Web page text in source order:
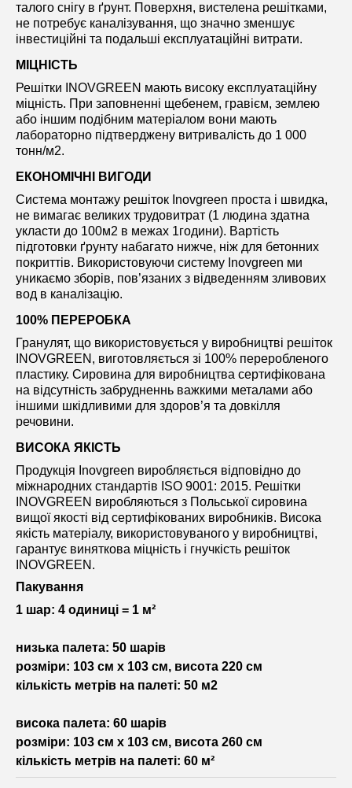
талого снігу в ґрунт. Поверхня, вистелена решітками,
не потребує каналізування, що значно зменшує
інвестиційні та подальші експлуатаційні витрати.
МІЦНІСТЬ
Решітки INOVGREEN мають високу експлуатаційну
міцність. При заповненні щебенем, гравієм, землею
або іншим подібним матеріалом вони мають
лабораторно підтверджену витривалість до 1 000
тонн/м2.
ЕКОНОМІЧНІ ВИГОДИ
Система монтажу решіток Inovgreen проста і швидка,
не вимагає великих трудовитрат (1 людина здатна
укласти до 100м2 в межах 1години). Вартість
підготовки ґрунту набагато нижче, ніж для бетонних
покриттів. Використовуючи систему Inovgreen ми
уникаємо зборів, пов’язаних з відведенням зливових
вод в каналізацію.
100% ПЕРЕРОБКА
Гранулят, що використовується у виробництві решіток
INOVGREEN, виготовляється зі 100% переробленого
пластику. Сировина для виробництва сертифікована
на відсутність забрудненнь важкими металами або
іншими шкідливими для здоров’я та довкілля
речовини.
ВИСОКА ЯКІСТЬ
Продукція Inovgreen виробляється відповідно до
міжнародних стандартів ISO 9001: 2015. Решітки
INOVGREEN виробляються з Польської сировина
вищої якості від сертифікованих виробників. Висока
якість матеріалу, використовуваного у виробництві,
гарантує виняткова міцність і гнучкість решіток
INOVGREEN.
Пакування
1 шар: 4 одиниці = 1 м²
низька палета: 50 шарів
розміри: 103 см х 103 см, висота 220 см
кількість метрів на палеті: 50 м2
висока палета: 60 шарів
розміри: 103 см х 103 см, висота 260 см
кількість метрів на палеті: 60 м²